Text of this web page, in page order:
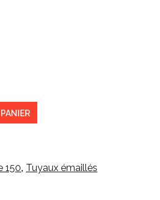
150, Tuyaux émaillés